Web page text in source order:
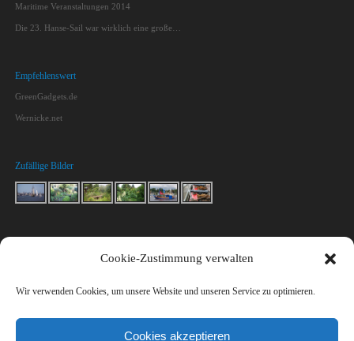
Cookie-Zustimmung verwalten
Wir verwenden Cookies, um unsere Website und unseren Service zu optimieren.
Cookies akzeptieren
Maritime Veranstaltungen 2014
Die 23. Hanse-Sail war wirklich eine große…
Empfehlenswert
GreenGadgets.de
Wernicke.net
Zufällige Bilder
Impressum & Datenschutz